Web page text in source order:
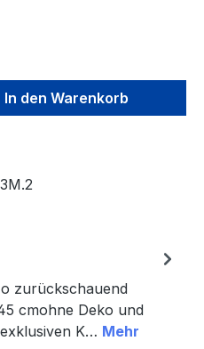
den
In den Warenkorb
zurückschauend
cmohne Deko und
K… Mehr